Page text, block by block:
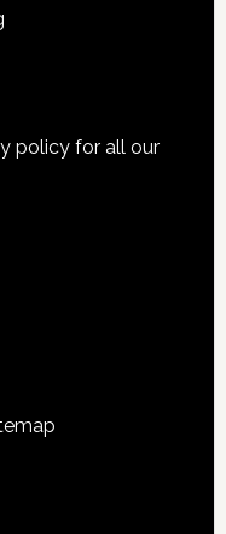
policyfor all our